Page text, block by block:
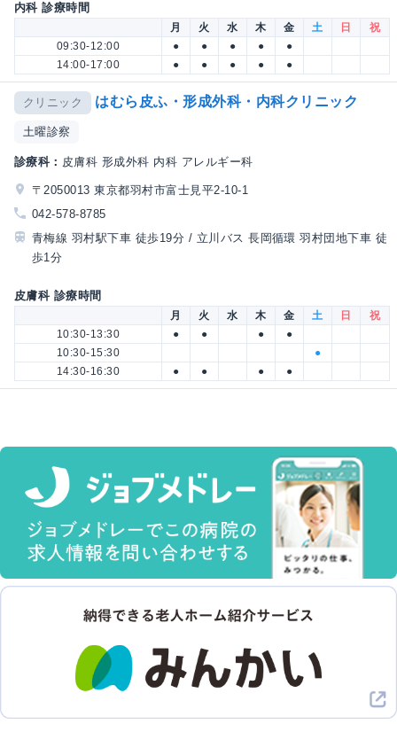
内科 診療時間
月 火 水 木 金 土 日
祝
09:30-12:00
● ● ● ●
●
14:00-17:00
● ● ● ● ●
クリニック はむら皮ふ・形成外科・内科クリニック
土曜診察
診療科： 皮膚科 形成外科 内科 アレルギー科
〒2050013 東京都羽村市富士見平2-10-1
042-578-8785
青梅線 羽村駅下車 徒歩19分 / 立川バス 長岡循環 羽村団地下車 徒
歩1分
皮膚科 診療時間
月 火 水 木 金 土 日
祝
10:30-13:30
● ● ●
●
10:30-15:30
●
14:30-16:30
● ● ● ●